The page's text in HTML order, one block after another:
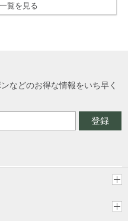
覧を見る
などのお得な情報をいち早く
登録